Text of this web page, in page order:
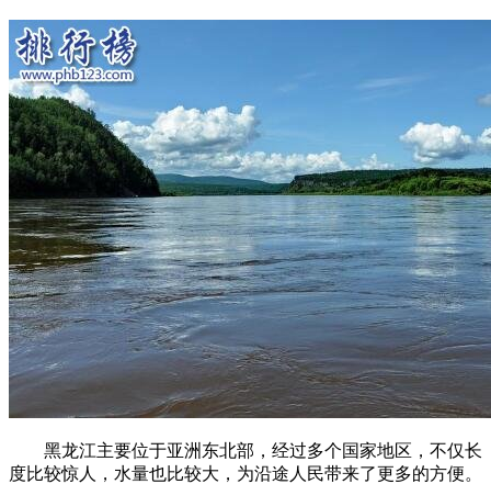
黑龙江主要位于亚洲东北部，经过多个国家地区，不仅长
度比较惊人，水量也比较大，为沿途人民带来了更多的方便。